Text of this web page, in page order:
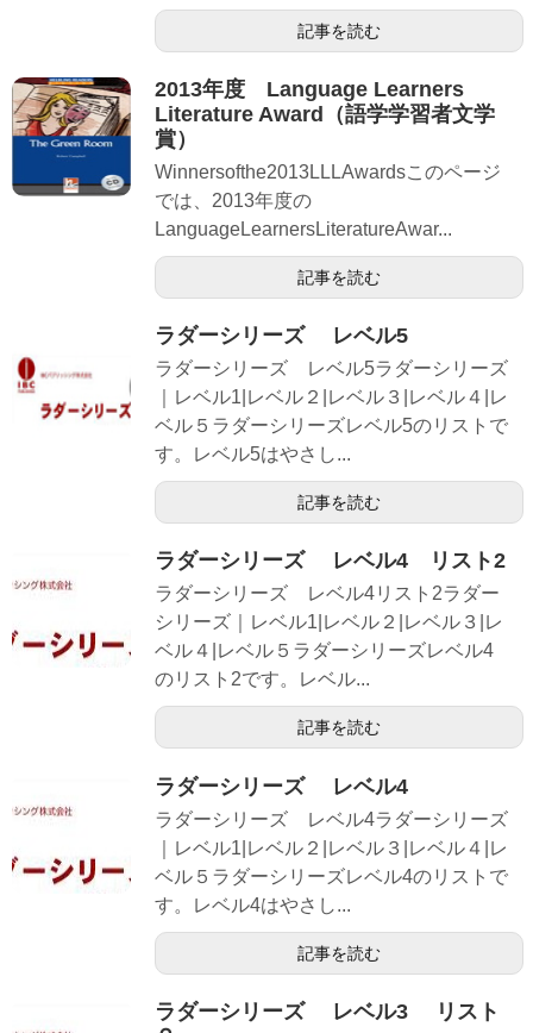
記事を読む
2013年度 Language Learners
Literature Award（語学学習者文学
賞）
Winnersofthe2013LLLAwardsこのページ
では、2013年度の
LanguageLearnersLiteratureAwar...
記事を読む
ラダーシリーズ レベル5
ラダーシリーズ レベル5ラダーシリーズ
｜レベル1|レベル２|レベル３|レベル４|レ
ベル５ラダーシリーズレベル5のリストで
す。レベル5はやさし...
記事を読む
ラダーシリーズ レベル4 リスト2
ラダーシリーズ レベル4リスト2ラダー
シリーズ｜レベル1|レベル２|レベル３|レ
ベル４|レベル５ラダーシリーズレベル4
のリスト2です。レベル...
記事を読む
ラダーシリーズ レベル4
ラダーシリーズ レベル4ラダーシリーズ
｜レベル1|レベル２|レベル３|レベル４|レ
ベル５ラダーシリーズレベル4のリストで
す。レベル4はやさし...
記事を読む
ラダーシリーズ レベル3 リスト